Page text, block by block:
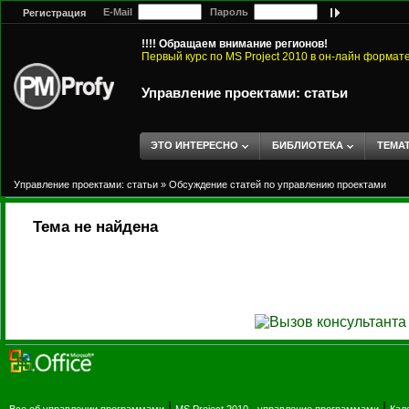
Регистрация E-Mail Пароль
!!!! Обращаем внимание регионов!
Первый курс по MS Project 2010 в он-лайн
Управление проектами: статьи
ЭТО ИНТЕРЕСНО БИБЛИОТЕКА
Управление проектами: статьи » Обсуждение статей по управлению проектами
Тема не найдена